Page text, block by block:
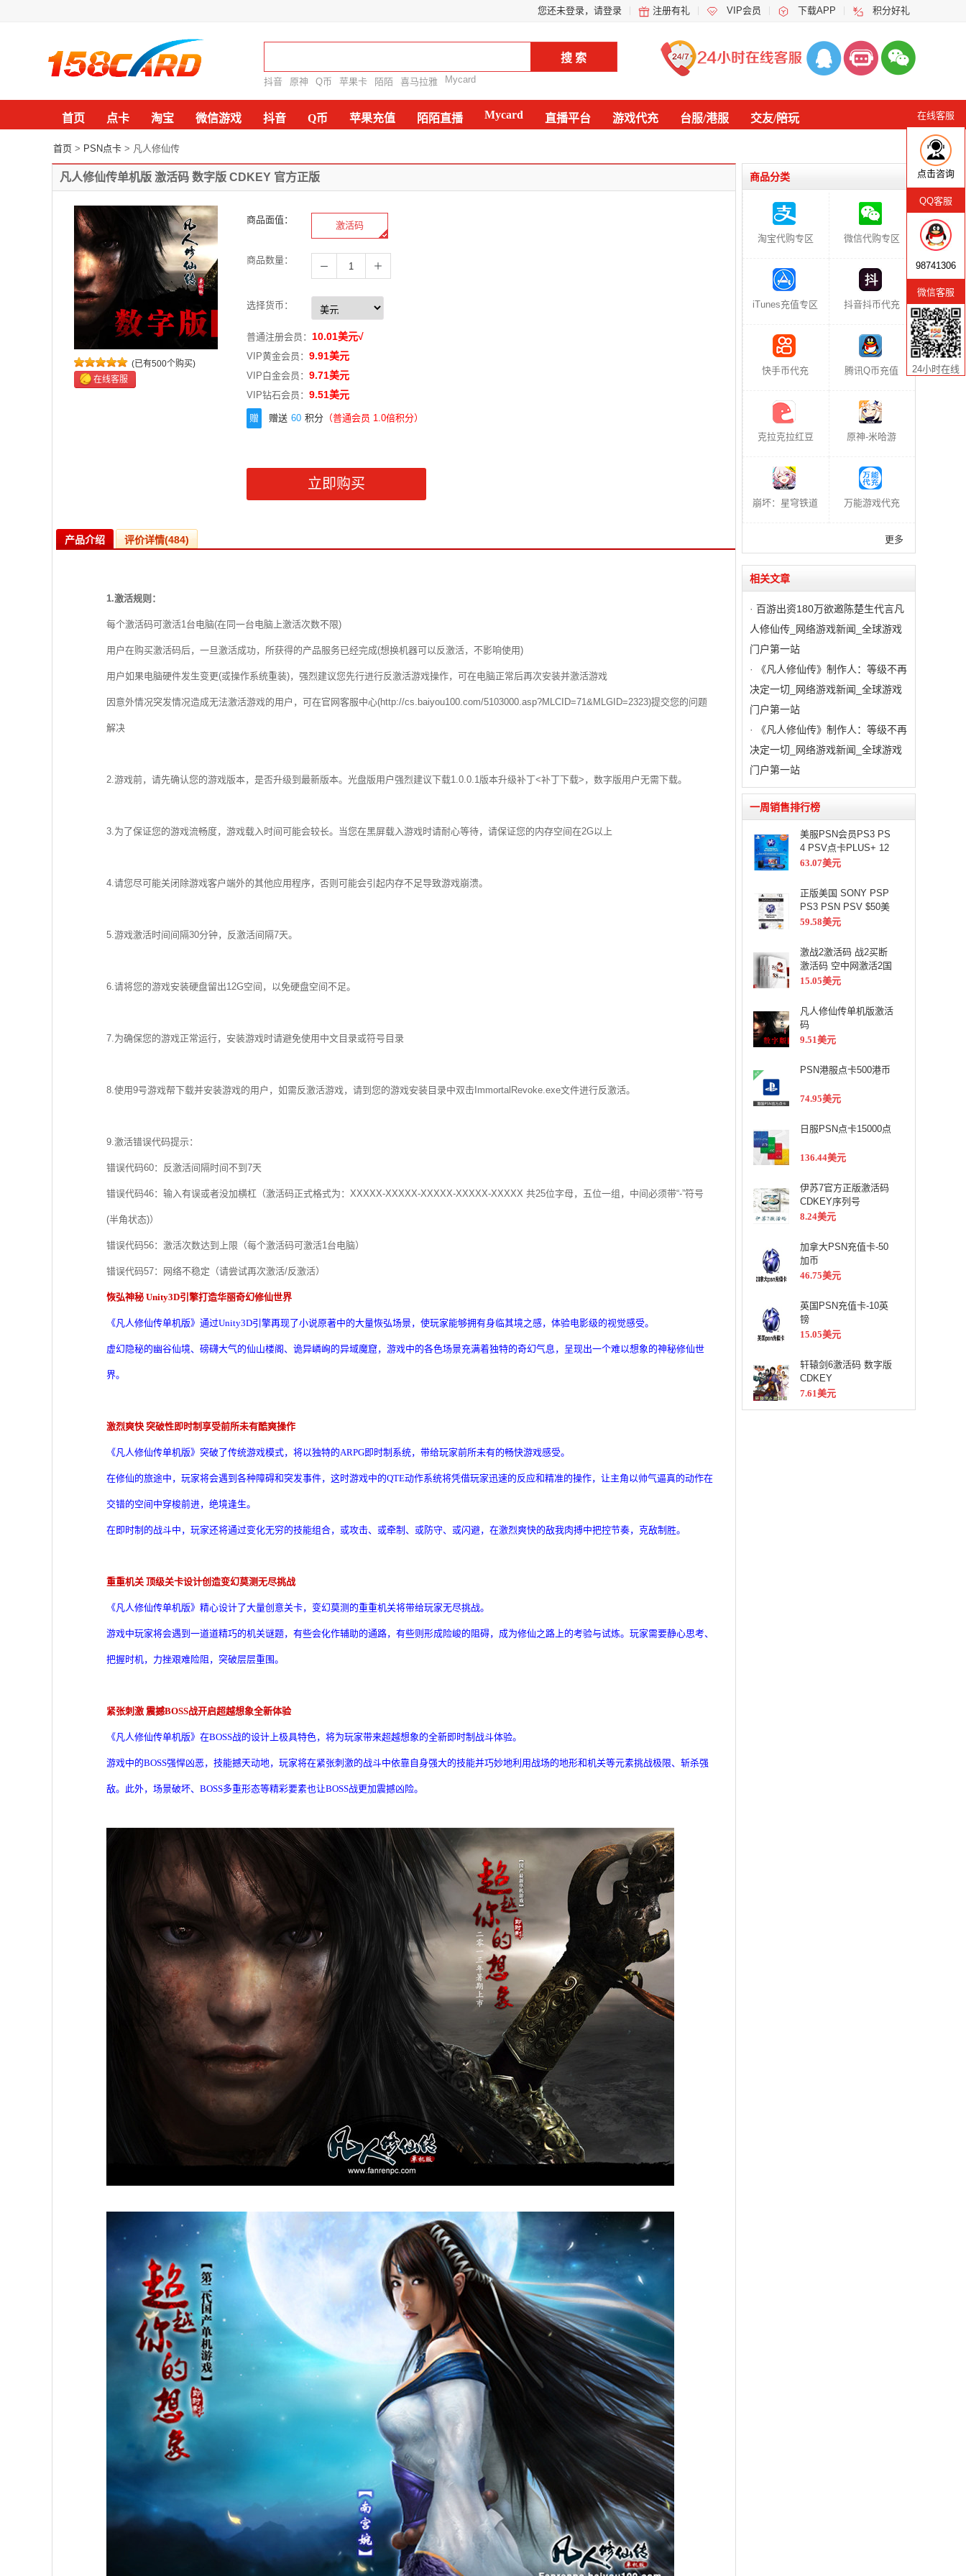
您还未登录，请登录 注册有礼 VIP会员 下载APP 积分好礼
抖音 原神 Q币 苹果卡 陌陌 喜马拉雅 Mycard
首页 点卡 淘宝 微信游戏 抖音 Q币 苹果充值 陌陌直播 Mycard 直播平台 游戏代充 台服/港服 交友/陪玩
首页 > PSN点卡 > 凡人修仙传
商品分类
淘宝代购专区 微信代购专区
iTunes充值专区 抖音抖币代充
快手币代充 腾讯Q币充值
克拉克拉红豆 原神-米哈游
崩坏：星穹铁道 万能游戏代充
更多
相关文章
· 百游出资180万欲邀陈楚生代言凡
人修仙传_网络游戏新闻_全球游戏
门户第一站
·
《凡人修仙传》制作人：等级不再
决定一切_网络游戏新闻_全球游戏
门户第一站
·
《凡人修仙传》制作人：等级不再
决定一切_网络游戏新闻_全球游戏
门户第一站
一周销售排行榜
美服PSN会员PS3 PS
4 PSV点卡PLUS+ 12
个月
63.07美元
正版美国 SONY PSP
PS3 PSN PSV $50美
元官方点卡
59.58美元
激战2激活码 战2买断
激活码 空中网激活2国
服88元数字版CDKEY
15.05美元
凡人修仙传单机版激活
码
9.51美元
PSN港服点卡500港币
74.95美元
日服PSN点卡15000点
136.44美元
伊苏7官方正版激活码
CDKEY序列号
8.24美元
加拿大PSN充值卡-50
加币
46.75美元
英国PSN充值卡-10英
镑
15.05美元
轩辕剑6激活码 数字版
CDKEY
7.61美元
凡人修仙传单机版 激活码 数字版 CDKEY 官方正版
(已有500个购买)
在线客服
商品面值：
激活码
商品数量：
选择货币：
普通注册会员： 10.01美元√
VIP黄金会员： 9.91美元
VIP白金会员： 9.71美元
VIP钻石会员： 9.51美元
赠 赠送 60 积分 （普通会员 1.0倍积分）
产品介绍 评价详情(484)
1.激活规则：
每个激活码可激活1台电脑(在同一台电脑上激活次数不限)
用户在购买激活码后，一旦激活成功，所获得的产品服务已经完成(想换机器可以反激活，不影响使用)
用户如果电脑硬件发生变更(或操作系统重装)，强烈建议您先行进行反激活游戏操作，可在电脑正常后再次安装并激活游戏
因意外情况突发情况造成无法激活游戏的用户，可在官网客服中心(http://cs.baiyou100.com/5103000.asp?MLCID=71&MLGID=2323)提交您的问题
解决
2.游戏前，请先确认您的游戏版本，是否升级到最新版本。光盘版用户强烈建议下载1.0.0.1版本升级补丁<补丁下载>，数字版用户无需下载。
3.为了保证您的游戏流畅度，游戏载入时间可能会较长。当您在黑屏载入游戏时请耐心等待，请保证您的内存空间在2G以上
4.请您尽可能关闭除游戏客户端外的其他应用程序，否则可能会引起内存不足导致游戏崩溃。
5.游戏激活时间间隔30分钟，反激活间隔7天。
6.请将您的游戏安装硬盘留出12G空间，以免硬盘空间不足。
7.为确保您的游戏正常运行，安装游戏时请避免使用中文目录或符号目录
8.使用9号游戏帮下载并安装游戏的用户，如需反激活游戏，请到您的游戏安装目录中双击ImmortalRevoke.exe文件进行反激活。
9.激活错误代码提示：
错误代码60：反激活间隔时间不到7天
错误代码46：输入有误或者没加横杠（激活码正式格式为：XXXXX-XXXXX-XXXXX-XXXXX-XXXXX 共25位字母，五位一组，中间必须带“-”符号
(半角状态)）
错误代码56：激活次数达到上限（每个激活码可激活1台电脑）
错误代码57：网络不稳定（请尝试再次激活/反激活）
恢弘神秘 Unity3D引擎打造华丽奇幻修仙世界
《凡人修仙传单机版》通过Unity3D引擎再现了小说原著中的大量恢弘场景，使玩家能够拥有身临其境之感，体验电影级的视觉感受。
虚幻隐秘的幽谷仙境、磅礴大气的仙山楼阁、诡异嶙峋的异域魔窟，游戏中的各色场景充满着独特的奇幻气息，呈现出一个难以想象的神秘修仙世
界。
激烈爽快 突破性即时制享受前所未有酷爽操作
《凡人修仙传单机版》突破了传统游戏模式，将以独特的ARPG即时制系统，带给玩家前所未有的畅快游戏感受。
在修仙的旅途中，玩家将会遇到各种障碍和突发事件，这时游戏中的QTE动作系统将凭借玩家迅速的反应和精准的操作，让主角以帅气逼真的动作在
交错的空间中穿梭前进，绝境逢生。
在即时制的战斗中，玩家还将通过变化无穷的技能组合，或攻击、或牵制、或防守、或闪避，在激烈爽快的敌我肉搏中把控节奏，克敌制胜。
重重机关 顶级关卡设计创造变幻莫测无尽挑战
《凡人修仙传单机版》精心设计了大量创意关卡，变幻莫测的重重机关将带给玩家无尽挑战。
游戏中玩家将会遇到一道道精巧的机关谜题，有些会化作辅助的通路，有些则形成险峻的阻碍，成为修仙之路上的考验与试炼。玩家需要静心思考、
把握时机，力挫艰难险阻，突破层层重围。
紧张刺激 震撼BOSS战开启超越想象全新体验
《凡人修仙传单机版》在BOSS战的设计上极具特色，将为玩家带来超越想象的全新即时制战斗体验。
游戏中的BOSS强悍凶恶，技能撼天动地，玩家将在紧张刺激的战斗中依靠自身强大的技能并巧妙地利用战场的地形和机关等元素挑战极限、斩杀强
敌。此外，场景破坏、BOSS多重形态等精彩要素也让BOSS战更加震撼凶险。
在线客服
点击咨询
QQ客服
98741306
微信客服
24小时在线